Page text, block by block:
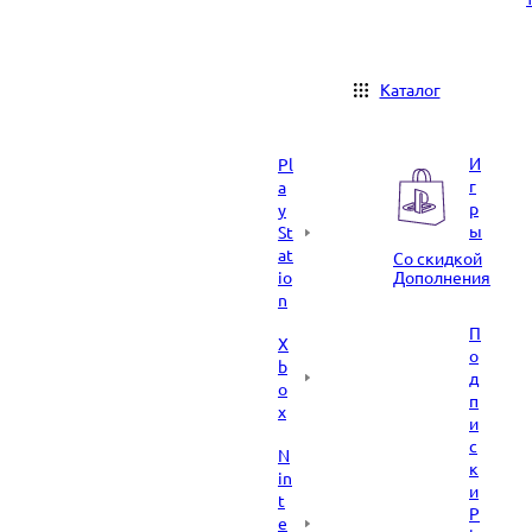
Каталог
Pl
a
y
St
at
io
n
X
b
o
x
N
in
t
e
И
г
р
ы
Со скидкой
Дополнения
П
о
д
п
и
с
к
и
P